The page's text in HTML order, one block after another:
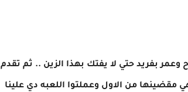
بفريد حتي لا يفتك بهذا الزين .. ثم تقدم
من الاول وعملتوا اللعبه دي علينا